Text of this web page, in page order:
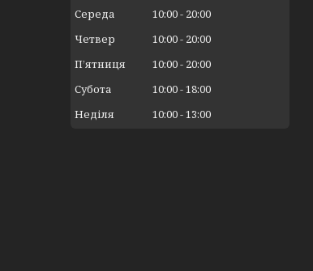
Середа
10:00
20:00
Четвер
10:00
20:00
Пʼятниця
10:00
20:00
Субота
10:00 18:00
Неділя
10:00 13:00